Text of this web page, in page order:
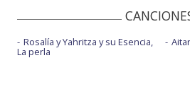
Rosalía y Yahritza y su Esencia,
La perla